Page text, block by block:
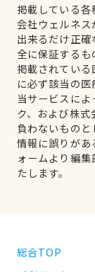
掲載している
会社ウェルネス
出来るだけ正
全に保証するも
掲載されてい
に必ず該当の医
当サービスに
ク、および株
負わないものと
情報に誤りが
ォームより編
たします。
総合TOP